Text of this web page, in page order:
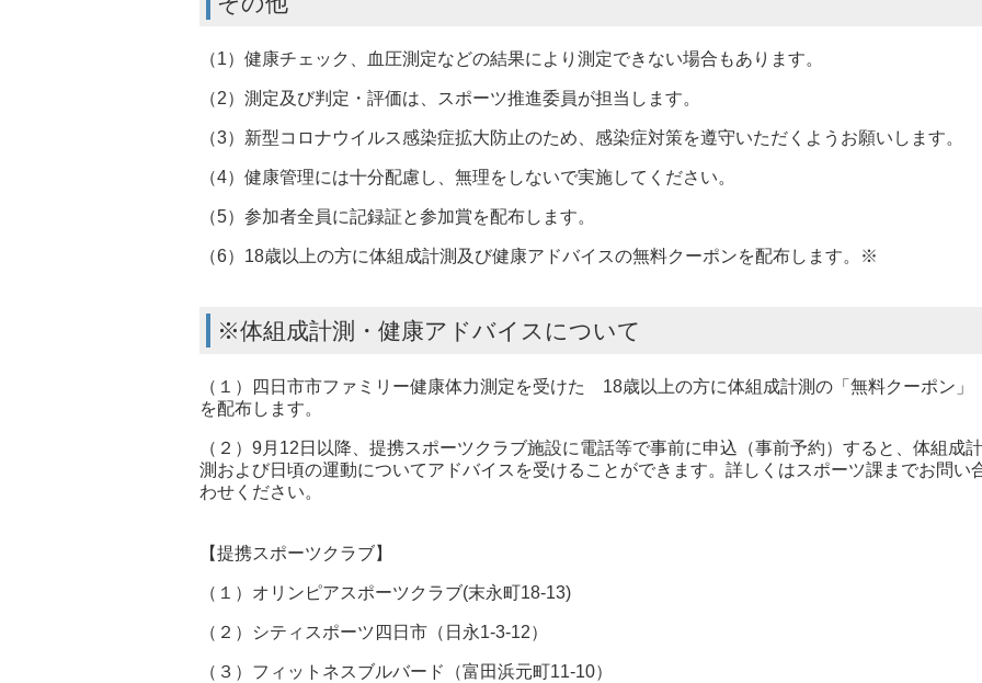
（1）健康チェック、血圧測定などの結果により測定できない場合もあります。
（2）測定及び判定・評価は、スポーツ推進委員が担当します。
（3）新型コロナウイルス感染症拡大防止のため、感染症対策を遵守いただくようお願いします。
（4）健康管理には十分配慮し、無理をしないで実施してください。
（5）参加者全員に記録証と参加賞を配布します。
（6）18歳以上の方に体組成計測及び健康アドバイスの無料クーポンを配布します。※
※体組成計測・健康アドバイスについて
（１）四日市市ファミリー健康体力測定を受けた 18歳以上の方に体組成計測の「無料クーポン」
を配布します。
（２）9月12日以降、提携スポーツクラブ施設に電話等で事前に申込（事前予約）すると、体組成計
測および日頃の運動についてアドバイスを受けることができます。詳しくはスポーツ課までお問い
わせください。
【提携スポーツクラブ】
（１）オリンピアスポーツクラブ(末永町18-13)
（２）シティスポーツ四日市（日永1-3-12）
（３）フィットネスブルバード（富田浜元町11-10）